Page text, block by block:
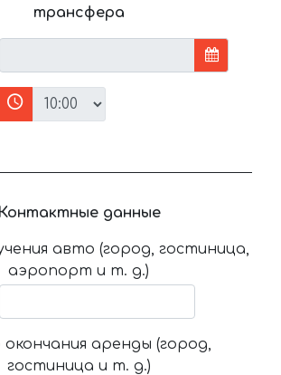
трансфера
Контактные данные
авто (город, гостиница,
аэропорт и т. д.)
аренды (город,
гостиница и т. д.)